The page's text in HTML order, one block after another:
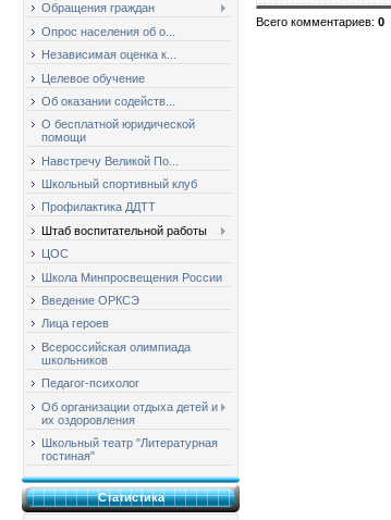
Обращения граждан
Опрос населения об о...
Независимая оценка к...
Целевое обучение
Об оказании содейств...
О бесплатной юридической
помощи
Навстречу Великой По...
Школьный спортивный клуб
Профилактика ДДТТ
Штаб воспитательной работы
ЦОС
Школа Минпросвещения России
Введение ОРКСЭ
Лица героев
Всероссийская олимпиада
школьников
Педагог-психолог
Об организации отдыха детей и
их оздоровления
Школьный театр "Литературная
гостиная"
Статистика
Всего комментариев: 0